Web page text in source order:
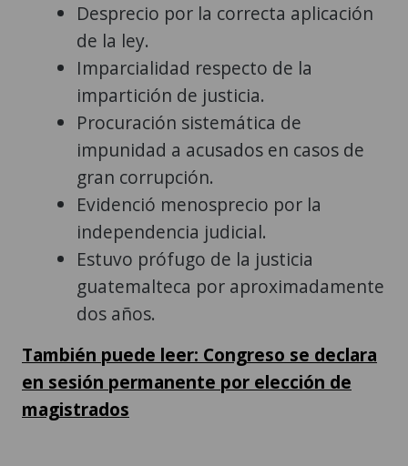
Desprecio por la correcta aplicación
de la ley.
Imparcialidad respecto de la
impartición de justicia.
Procuración sistemática de
impunidad a acusados en casos de
gran corrupción.
Evidenció menosprecio por la
independencia judicial.
Estuvo prófugo de la justicia
guatemalteca por aproximadamente
dos años.
También puede leer: Congreso se declara
en sesión permanente por elección de
magistrados